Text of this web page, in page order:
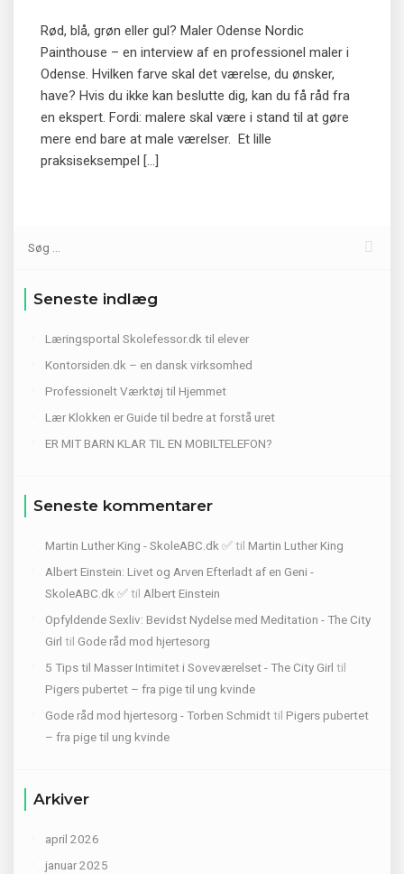
Rød, blå, grøn eller gul? Maler Odense Nordic
Painthouse – en interview af en professionel maler i
Odense. Hvilken farve skal det værelse, du ønsker,
have? Hvis du ikke kan beslutte dig, kan du få råd fra
en ekspert. Fordi: malere skal være i stand til at gøre
mere end bare at male værelser. Et lille
praksiseksempel […]
Seneste indlæg
Læringsportal Skolefessor.dk til elever
Kontorsiden.dk – en dansk virksomhed
Professionelt Værktøj til Hjemmet
Lær Klokken er Guide til bedre at forstå uret
ER MIT BARN KLAR TIL EN MOBILTELEFON?
Seneste kommentarer
Martin Luther King - SkoleABC.dk ✅til Martin Luther King
Albert Einstein: Livet og Arven Efterladt af en Geni -
SkoleABC.dk ✅til Albert Einstein
Opfyldende Sexliv: Bevidst Nydelse med Meditation - The City
Girl til Gode råd mod hjertesorg
5 Tips til Masser Intimitet i Soveværelset - The City Girl til
Pigers pubertet – fra pige til ung kvinde
Gode råd mod hjertesorg - Torben Schmidttil Pigers pubertet
– fra pige til ung kvinde
Arkiver
april 2026
januar 2025